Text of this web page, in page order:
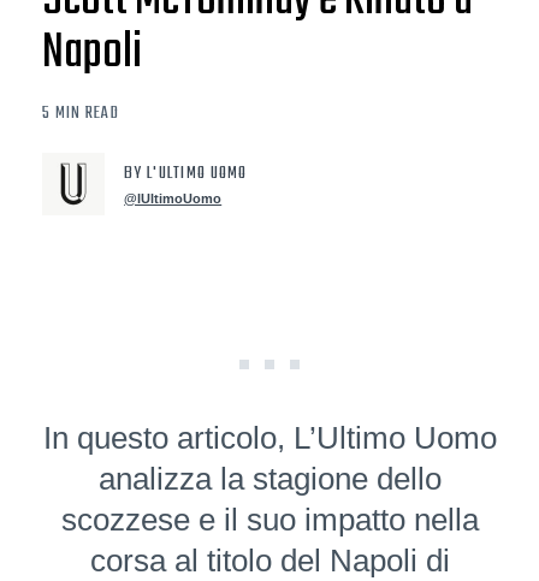
Napoli
5 MIN READ
BY L'ULTIMO UOMO
@lUltimoUomo
In questo articolo, L’Ultimo Uomo
analizza la stagione dello
scozzese e il suo impatto nella
corsa al titolo del Napoli di